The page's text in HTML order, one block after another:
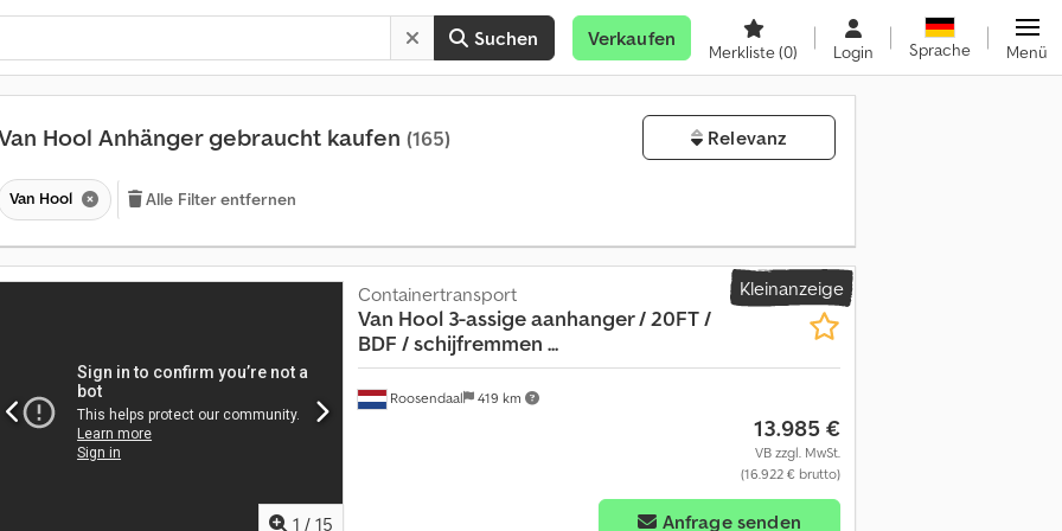
Suchen Verkaufen
Merkliste(0) Login Sprache Menü
Hool Anhänger gebraucht kaufen (165) Relevanz
Van Hool Alle Filter entfernen
Kleinanzeige
1 / 15
Roosendaal 419 km
Containertransport
Van Hool 3-assige aanhanger / 20FT /
BDF / schijfremmen ...
13.985 €
VB zzgl. MwSt.
(16.922 € brutto)
Anfrage senden